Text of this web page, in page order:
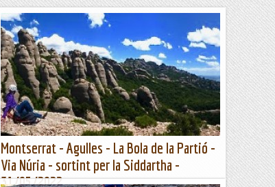
Montserrat - Agulles - La Bola de la Partió -
Via Núria - sortint per la Siddartha -
31/05/2022